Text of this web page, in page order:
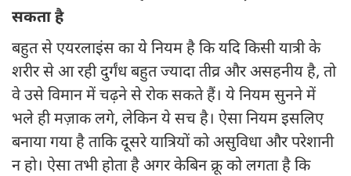
सकता है
बहुत से एयरलाइंस का ये नियम है कि यदि किसी यात्री के
शरीर से आ रही दुर्गंध बहुत ज्यादा तीव्र और असहनीय है, तो
वे उसे विमान में चढ़ने से रोक सकते हैं। ये नियम सुनने में
भले ही मज़ाक लगे, लेकिन ये सच है। ऐसा नियम इसलिए
बनाया गया है ताकि दूसरे यात्रियों को असुविधा और परेशानी
न हो। ऐसा तभी होता है अगर केबिन क्रू को लगता है कि